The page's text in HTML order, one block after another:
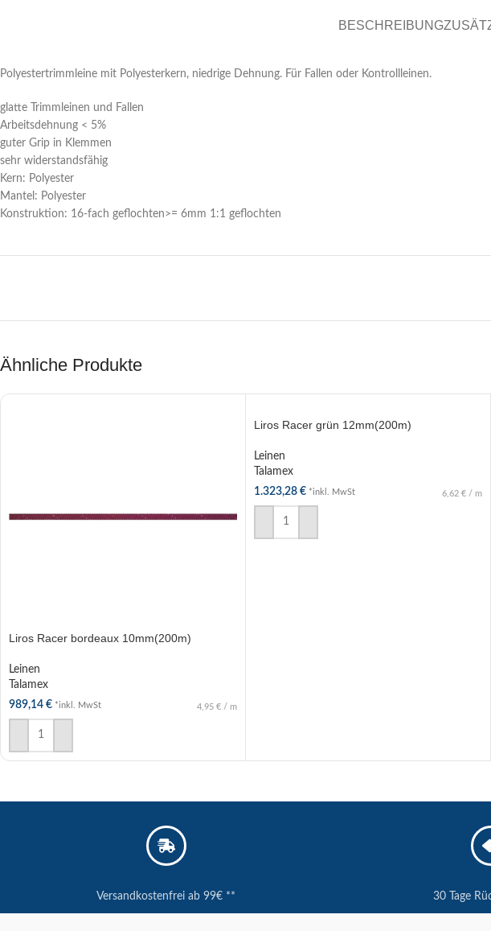
BESCHREIBUNG
Polyestertrimmleine mit Polyesterkern, niedrige Dehnung. Für Fallen oder Kontrollleinen.
glatte Trimmleinen und Fallen
Arbeitsdehnung < 5%
guter Grip in Klemmen
sehr widerstandsfähig
Kern: Polyester
Mantel: Polyester
Konstruktion: 16-fach geflochten>= 6mm 1:1 geflochten
Ähnliche Produkte
Liros Racer bordeaux 10mm(200m)
Leinen
Talamex
989,14 € *inkl. MwSt 4,95 € / m
IN DEN WARENKORB
Liros Racer grün 12mm(200m)
Leinen
Talamex
1.323,28 € *inkl. MwSt 6,62 € / m
IN DEN WARENKORB
Versandkostenfrei ab 99€ ** 30 Tage